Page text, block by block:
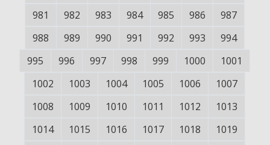
981
982 983 984 985 986
987
988
989 990 991 992 993
994
995
996 997 998 999 1000
1001
1002
1003 1004 1005 1006
1007
1008
1009 1010 1011 1012
1013
1014
1015 1016 1017 1018
1019